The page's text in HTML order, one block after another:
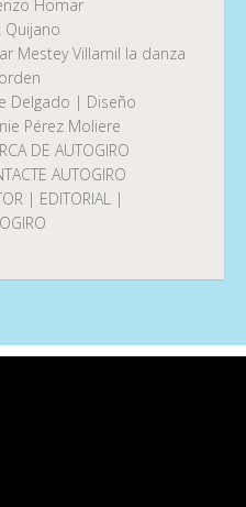
Homar
Quijano
Mestey Villamil la danza
Delgado | Diseño
Pérez Moliere
DE AUTOGIRO
AUTOGIRO
| EDITORIAL |